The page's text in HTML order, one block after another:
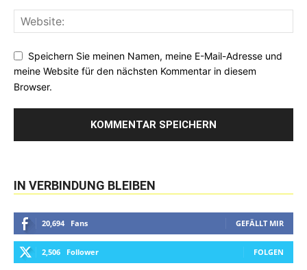
Speichern Sie meinen Namen, meine E-Mail-Adresse und
meine Website für den nächsten Kommentar in diesem
Browser.
IN VERBINDUNG BLEIBEN
20,694 Fans GEFÄLLT MIR
2,506 Follower FOLGEN